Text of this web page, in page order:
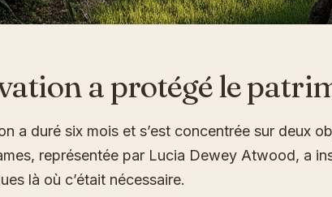
a protégé le
a duré six mois et s’est concentrée sur deux
représentée par Lucia Dewey Atwood, a
là où c’était nécessaire.